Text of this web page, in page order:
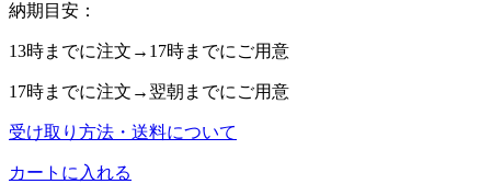
納期目安：
13時までに注文→ 17時までにご用意
17時までに注文→ 翌朝 までにご用意
受け取り方法・送料について
カートに入れる